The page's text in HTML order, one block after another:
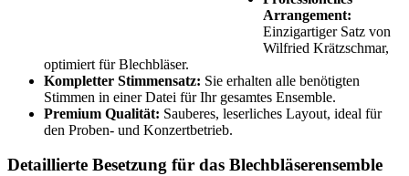
Arrangement:
Einzigartiger Satz von
Wilfried Krätzschmar,
optimiert für Blechbläser.
Kompletter Stimmensatz: Sie erhalten alle benötigten
Stimmen in einer Datei für Ihr gesamtes Ensemble.
Premium Qualität: Sauberes, leserliches Layout, ideal für
den Proben- und Konzertbetrieb.
Detaillierte Besetzung für das Blechbläserensemble